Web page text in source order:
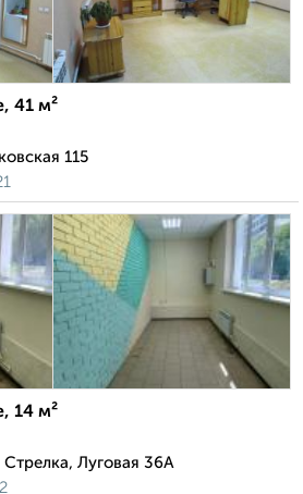
41 м²
115
14 м²
Луговая 36А